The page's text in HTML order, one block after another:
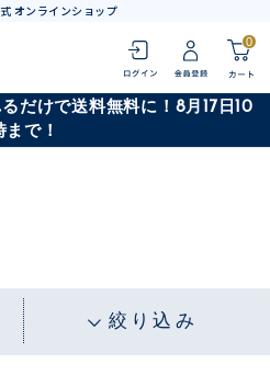
オンラインショップ
0
だけで送料無料に！8月17日10
まで！
絞り込み